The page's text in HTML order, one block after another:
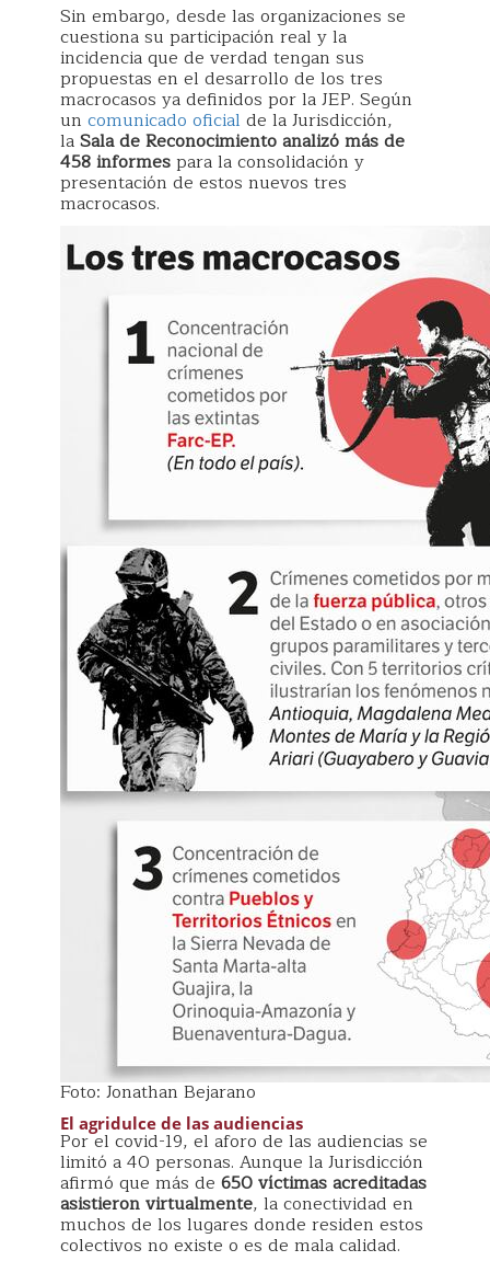
Sin embargo, desde las organizaciones se
cuestiona su participación real y la
incidencia que de verdad tengan sus
propuestas en el desarrollo de los tres
macrocasos ya definidos por la JEP. Según
un comunicado oficial de la Jurisdicción,
laSala de Reconocimiento analizó más de
458 informespara la consolidación y
presentación de estos nuevos tres
macrocasos.
Foto: Jonathan Bejarano
El agridulce de las audiencias
Por el covid-19, el aforo de las audiencias se
limitó a 40 personas. Aunque la Jurisdicción
afirmó que más de 650 víctimas acreditadas
asistieron virtualmente, la conectividad en
muchos de los lugares donde residen estos
colectivos no existe o es de mala calidad.